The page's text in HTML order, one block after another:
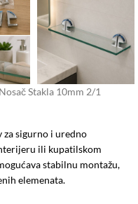
Nosač Stakla 10mm 2/1
za sigurno i uredno
ili kupatilskom
stabilnu montažu,
elemenata.